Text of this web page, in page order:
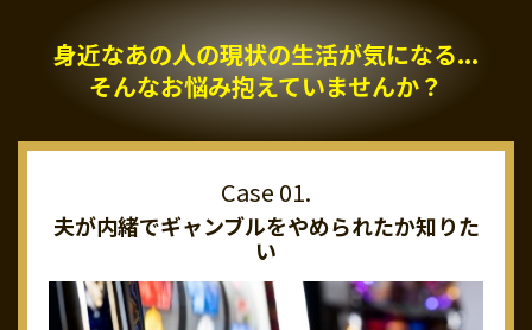
身近なあの人の現状の生活が気になる...
そんなお悩み抱えていませんか？
夫が内緒でギャンブルをやめられたか知りた
い